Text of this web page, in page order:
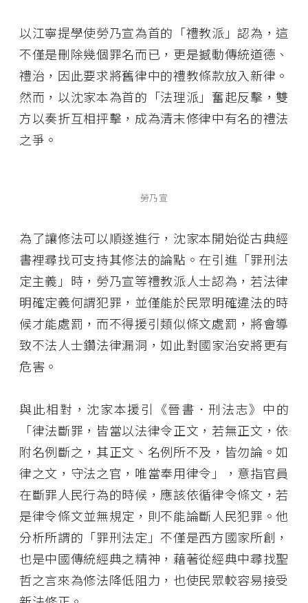
以江寧提學使勞乃宣為首的「禮教派」認為，這
不僅是刪除幾個罪名而已，更是撼動傳統道德、
禮治，因此要求將舊律中的禮教條款放入新律。
然而，以沈家本為首的「法理派」奮起反擊，雙
方以奏折互相抨擊，成為清末修律中有名的禮法
之爭。
勞乃宣
為了讓修法可以順遂進行，沈家本開始從古典經
書裡尋找可支持其修法的論點。在引進「罪刑法
定主義」時，勞乃宣等禮教派人士認為，若法律
明確定義何謂犯罪，並僅能於民眾明確違法的時
候才能處罰，而不得援引類似條文處罰，將會導
致不法人士鑽法律漏洞，如此對國家治安將更有
危害。
與此相對，沈家本援引《晉書．刑法志》中的
「律法斷罪，皆當以法律令正文，若無正文，依
附名例斷之，其正文、名例所不及，皆勿論。如
律之文，守法之官，唯當奉用律令」，意指官員
在斷罪人民行為的時候，應該依循律令條文，若
是律令條文並無規定，則不能論斷人民犯罪。他
分析所謂的「罪刑法定」不僅是西方國家所創，
也是中國傳統經典之精神，藉著從經典中尋找聖
哲之言來為修法降低阻力，也使民眾較容易接受